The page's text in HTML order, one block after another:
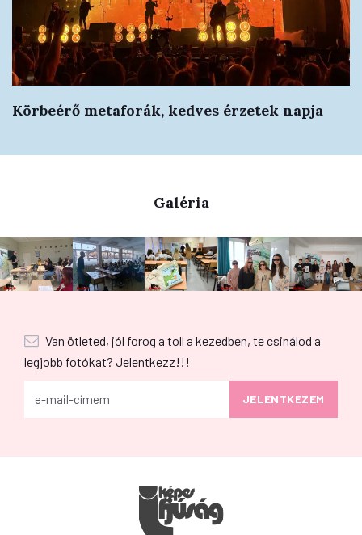
Körbeérő metaforák, kedves érzetek napja
Galéria
Van ötleted, jól forog a toll a kezedben, te csinálod a
legjobb fotókat? Jelentkezz!!!